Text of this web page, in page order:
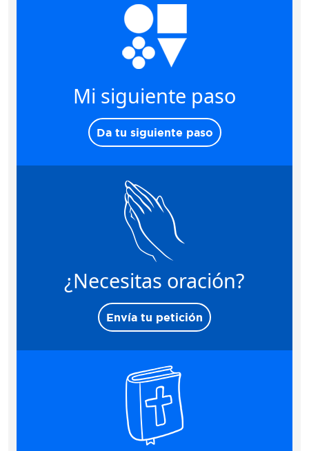
Mi siguiente paso
Da tu siguiente paso
¿Necesitas oración?
Envía tu petición